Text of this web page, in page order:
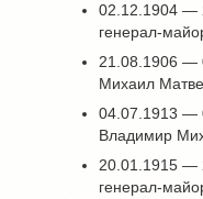
02.12.1904 —
генерал-
21.08.1906 —
Михаил
04.07.1913 —
Владимир
20.01.1915 —
генерал-